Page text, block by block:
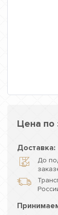
Цена по
Доставка:
До